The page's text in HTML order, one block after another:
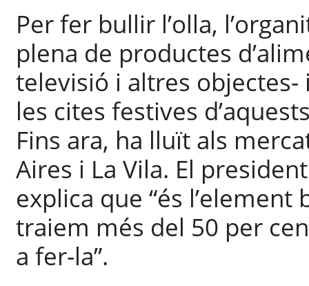
Per fer bullir l’olla,
plena de productes
televisió i altres
les cites festives
Fins ara, ha lluït als
Aires i La Vila. El
explica que “és
traiem més del 50 per
a fer-la”.